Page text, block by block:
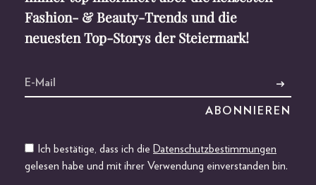
Fashion- & Beauty-Trends und die
neuesten Top-Storys der Steiermark!
Ich bestätige, dass ich die Datenschutzbestimmungen
gelesen habe und mit ihrer Verwendung einverstanden bin.